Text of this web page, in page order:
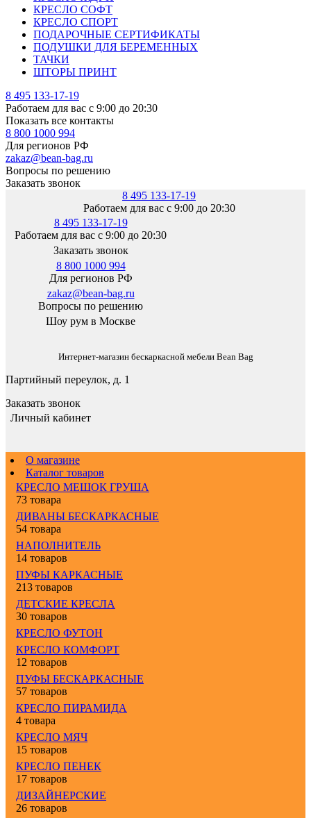
КРЕСЛО СОФТ
КРЕСЛО СПОРТ
ПОДАРОЧНЫЕ СЕРТИФИКАТЫ
ПОДУШКИ ДЛЯ БЕРЕМЕННЫХ
ТАЧКИ
ШТОРЫ ПРИНТ
8 495 133-17-19
Работаем для вас с 9:00 до 20:30
Показать все контакты
8 800 1000 994
Для регионов РФ
zakaz@bean-bag.ru
Вопросы по решению
Заказать звонок
8 495 133-17-19
Работаем для вас с 9:00 до 20:30
8 495 133-17-19
Работаем для вас с 9:00 до 20:30
Заказать звонок
8 800 1000 994
Для регионов РФ
zakaz@bean-bag.ru
Вопросы по решению
Шоу рум в Москве
Интернет-магазин бескаркасной мебели Bean Bag
Партийный переулок, д. 1
Заказать звонок
Личный кабинет
О магазине
Каталог товаров
КРЕСЛО МЕШОК ГРУША
73 товара
ДИВАНЫ БЕСКАРКАСНЫЕ
54 товара
НАПОЛНИТЕЛЬ
14 товаров
ПУФЫ КАРКАСНЫЕ
213 товаров
ДЕТСКИЕ КРЕСЛА
30 товаров
КРЕСЛО ФУТОН
КРЕСЛО КОМФОРТ
12 товаров
ПУФЫ БЕСКАРКАСНЫЕ
57 товаров
КРЕСЛО ПИРАМИДА
4 товара
КРЕСЛО МЯЧ
15 товаров
КРЕСЛО ПЕНЕК
17 товаров
ДИЗАЙНЕРСКИЕ
26 товаров